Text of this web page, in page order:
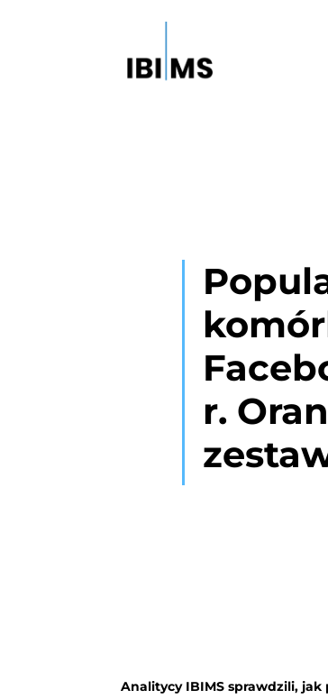
r.
Analitycy IBIMS sprawdzili,